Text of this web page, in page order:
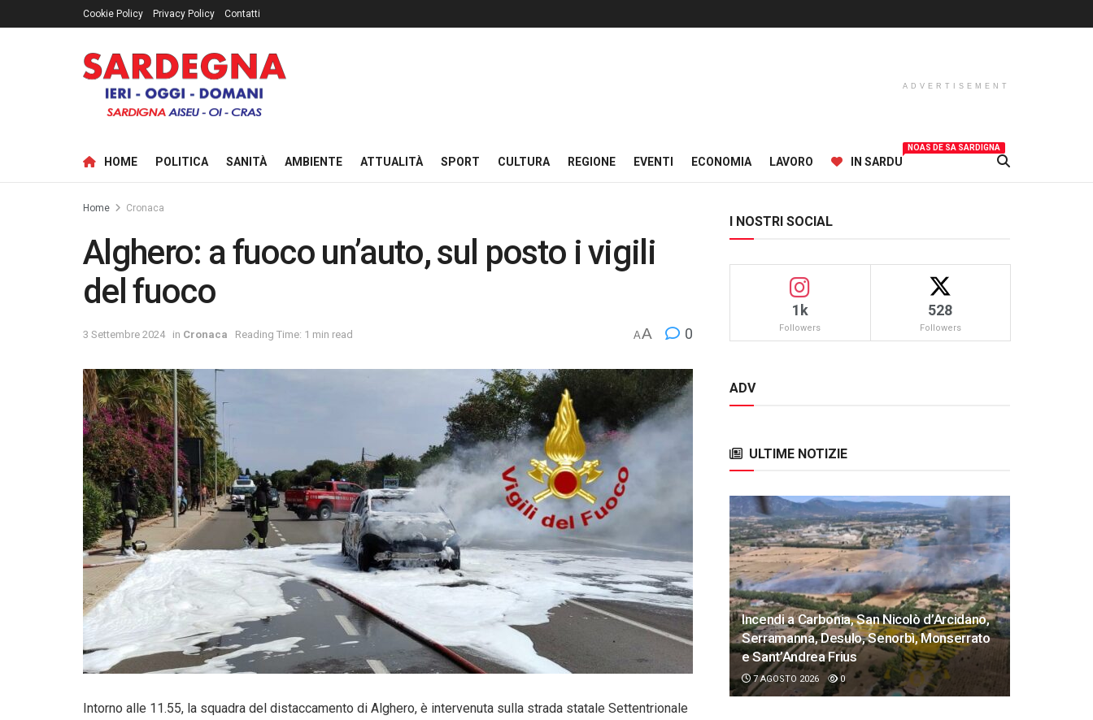
Cookie Policy Privacy Policy Contatti
ADVERTISEMENT
HOME POLITICA SANITÀ AMBIENTE ATTUALITÀ SPORT CULTURA REGIONE EVENTI ECONOMIA LAVORO IN SARDU
NOAS DE SA SARDIGNA
Home Cronaca
Alghero: a fuoco un’auto, sul posto i vigili
del fuoco
3 Settembre 2024 in Cronaca Reading Time: 1 min read AA 0
Intorno alle 11.55, la squadra del distaccamento di Alghero, è intervenuta sulla strada statale Settentrionale
I NOSTRI SOCIAL
1k
Followers
528
Followers
ADV
ULTIME NOTIZIE
Incendi a Carbonia, San Nicolò d’Arcidano,
Serramanna, Desulo, Senorbì, Monserrato
e Sant’Andrea Frius
7 AGOSTO 2026 0